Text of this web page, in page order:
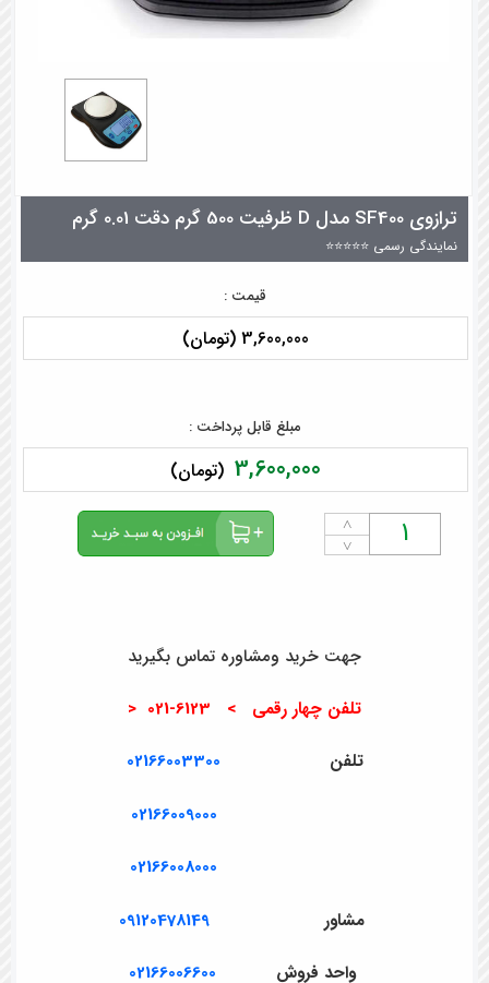
ترازوی SF400 مدل D ظرفیت 500 گرم دقت 0.01 گرم
نمایندگی رسمی ⭐⭐⭐⭐⭐
قیمت :
3,600,000 (تومان)
مبلغ قابل پرداخت :
3,600,000(تومان)
˄
˅
جهت خرید ومشاوره تماس بگیرید
تلفن چهار رقمی > 6123-021 <
تلفن 02166003300
02166009000
02166008000
مشاور 09120478149
واحد فروش 02166006600